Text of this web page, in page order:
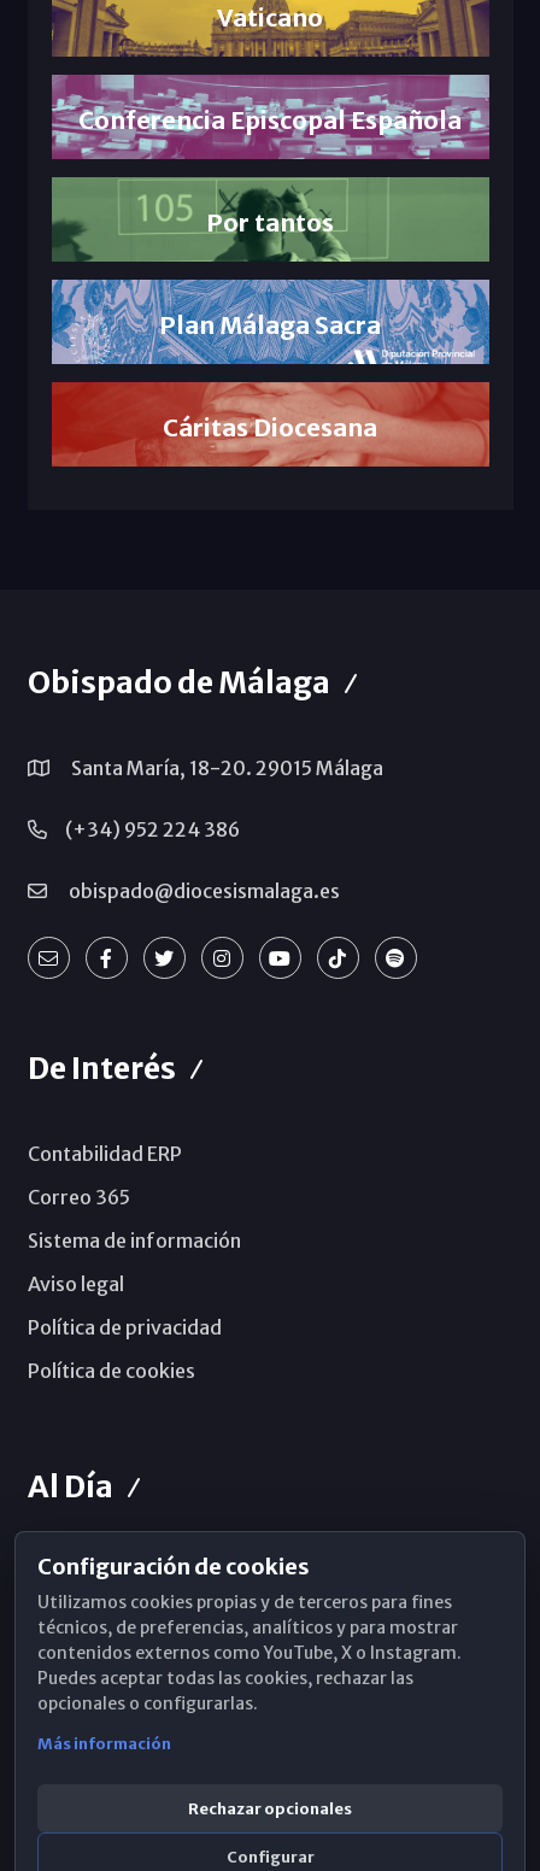
Vaticano
Conferencia Episcopal Española
Por tantos
Plan Málaga Sacra
Cáritas Diocesana
Obispado de Málaga
Santa María, 18-20. 29015 Málaga
(+34) 952 224 386
obispado@diocesismalaga.es
De Interés
Contabilidad ERP
Correo 365
Sistema de información
Aviso legal
Política de privacidad
Política de cookies
Al Día
Horarios de Misa
Hemeroteca
WhatsApp
Configuración de cookies
Utilizamos cookies propias y de terceros para fines
técnicos, de preferencias, analíticos y para mostrar
contenidos externos como YouTube, X o Instagram.
Puedes aceptar todas las cookies, rechazar las
opcionales o configurarlas.
Más información
Rechazar opcionales
Configurar